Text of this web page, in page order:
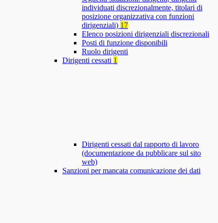
individuati discrezionalmente, titolari di
posizione organizzativa con funzioni
dirigenziali) 17
Elenco posizioni dirigenziali discrezionali
Posti di funzione disponibili
Ruolo dirigenti
Dirigenti cessati 1
Dirigenti cessati dal rapporto di lavoro
(documentazione da pubblicare sul sito
web)
Sanzioni per mancata comunicazione dei dati